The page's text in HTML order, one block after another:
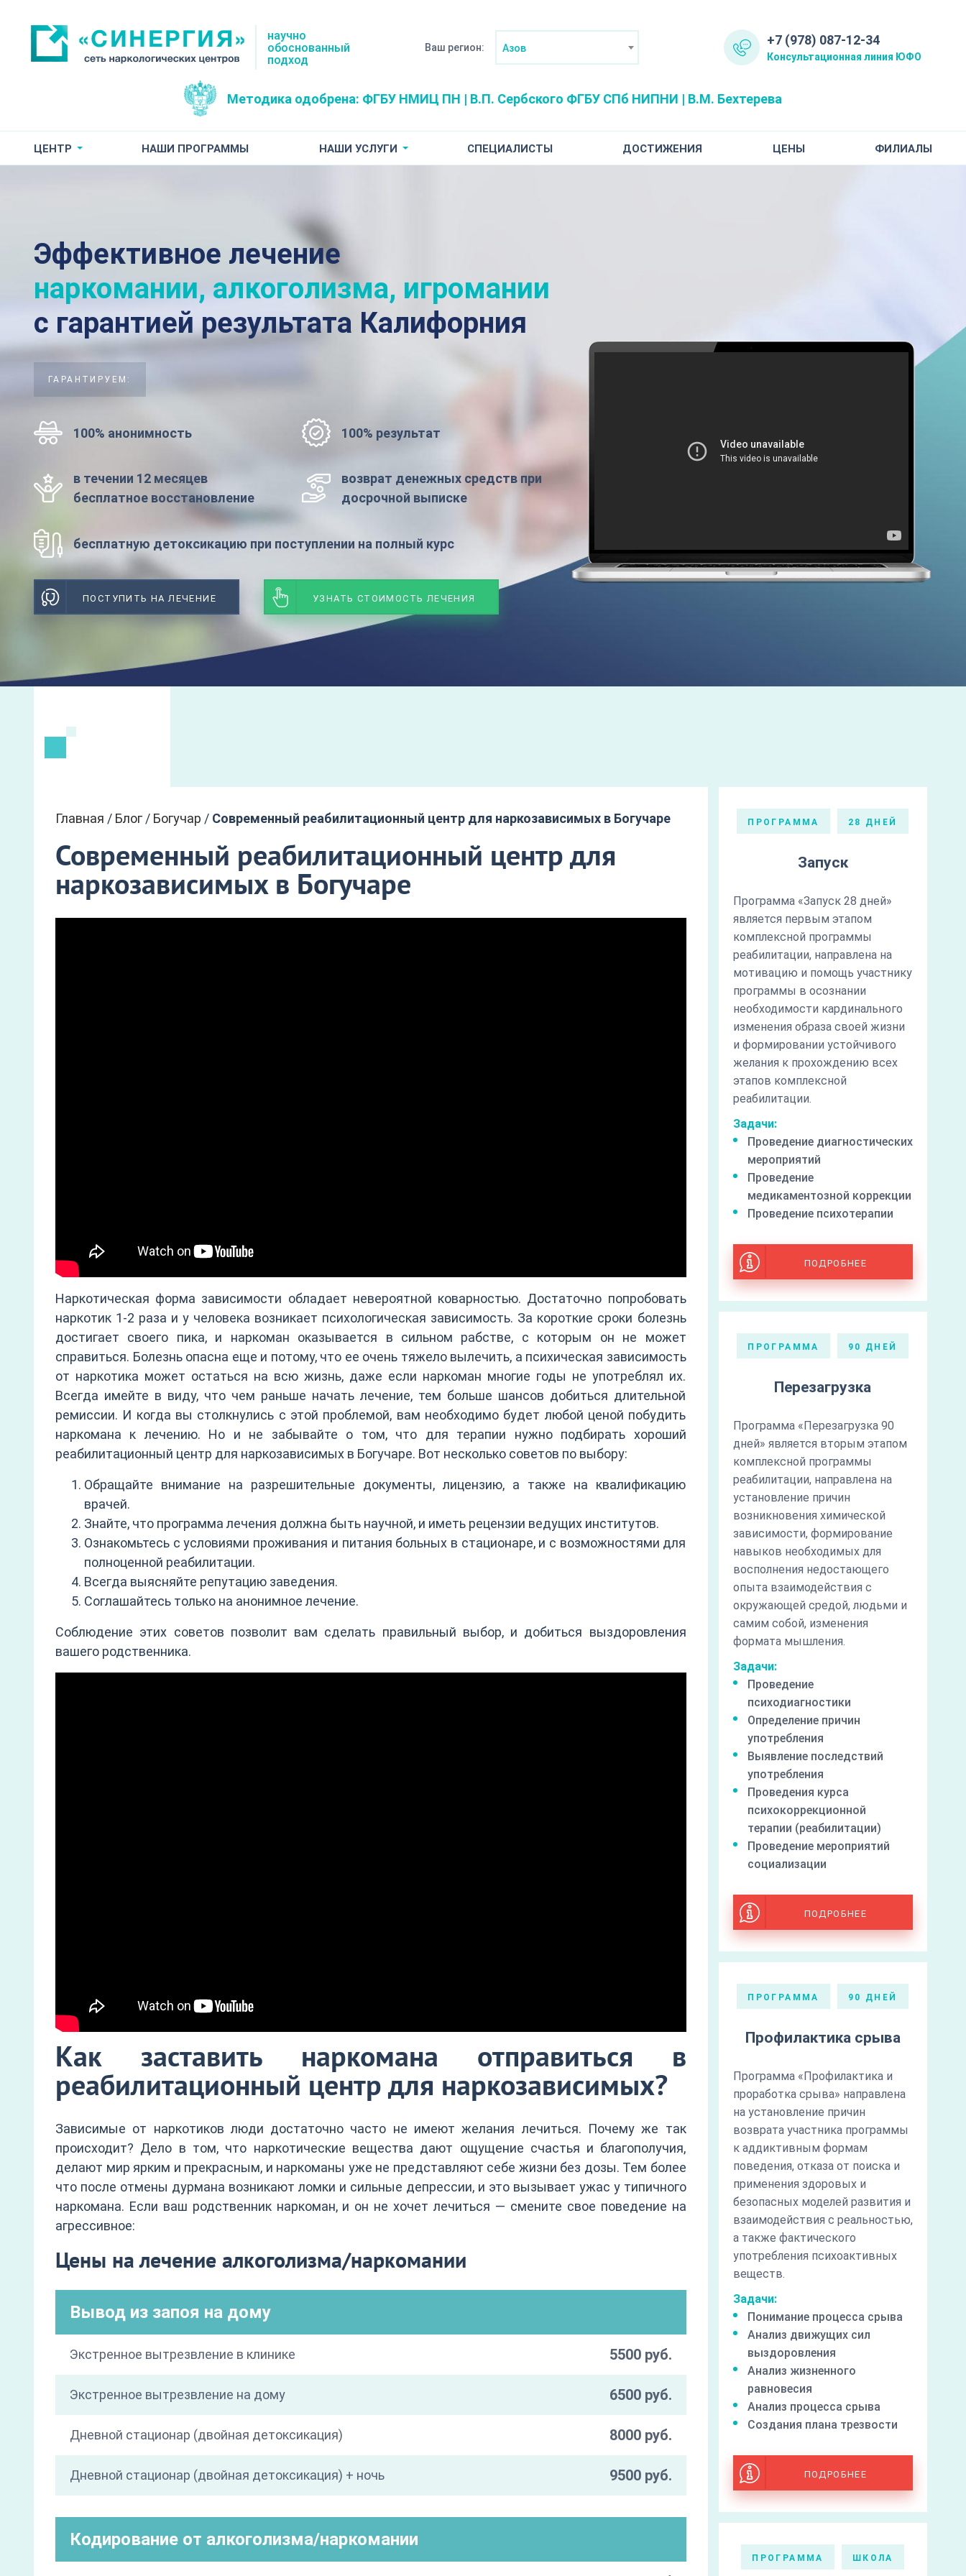
научно
обоснованный
подход
Ваш регион: Азов
+7 (978) 087-12-34
Консультационная линия ЮФО
Методика одобрена: ФГБУ НМИЦ ПН | В.П. Сербского ФГБУ СПб НИПНИ | В.М. Бехтерева
ЦЕНТР НАШИ ПРОГРАММЫ НАШИ УСЛУГИ СПЕЦИАЛИСТЫ ДОСТИЖЕНИЯ ЦЕНЫ ФИЛИАЛЫ
Эффективное лечение
наркомании, алкоголизма, игромании
с гарантией результата Калифорния
ГАРАНТИРУЕМ:
100% анонимность 100% результат
в течении 12 месяцев
бесплатное восстановление
возврат денежных средств при
досрочной выписке
бесплатную детоксикацию при поступлении на полный курс
ПОСТУПИТЬ НА ЛЕЧЕНИЕ УЗНАТЬ СТОИМОСТЬ ЛЕЧЕНИЯ
Главная / Блог / Богучар / Современный реабилитационный центр для наркозависимых в Богучаре
Современный реабилитационный центр для
наркозависимых в Богучаре
Наркотическая форма зависимости обладает невероятной коварностью. Достаточно попробовать
наркотик 1-2 раза и у человека возникает психологическая зависимость. За короткие сроки болезнь
достигает своего пика, и наркоман оказывается в сильном рабстве, с которым он не может
справиться. Болезнь опасна еще и потому, что ее очень тяжело вылечить, а психическая зависимость
от наркотика может остаться на всю жизнь, даже если наркоман многие годы не употреблял их.
Всегда имейте в виду, что чем раньше начать лечение, тем больше шансов добиться длительной
ремиссии. И когда вы столкнулись с этой проблемой, вам необходимо будет любой ценой побудить
наркомана к лечению. Но и не забывайте о том, что для терапии нужно подбирать хороший
реабилитационный центр для наркозависимых в Богучаре. Вот несколько советов по выбору:
Обращайте внимание на разрешительные документы, лицензию, а также на квалификацию
врачей.
Знайте, что программа лечения должна быть научной, и иметь рецензии ведущих институтов.
Ознакомьтесь с условиями проживания и питания больных в стационаре, и с возможностями для
полноценной реабилитации.
Всегда выясняйте репутацию заведения.
Соглашайтесь только на анонимное лечение.
Соблюдение этих советов позволит вам сделать правильный выбор, и добиться выздоровления
вашего родственника.
Как заставить наркомана отправиться в
реабилитационный центр для наркозависимых?
Зависимые от наркотиков люди достаточно часто не имеют желания лечиться. Почему же так
происходит? Дело в том, что наркотические вещества дают ощущение счастья и благополучия,
делают мир ярким и прекрасным, и наркоманы уже не представляют себе жизни без дозы. Тем более
что после отмены дурмана возникают ломки и сильные депрессии, и это вызывает ужас у типичного
наркомана. Если ваш родственник наркоман, и он не хочет лечиться — смените свое поведение на
агрессивное:
Цены на лечение алкоголизма/наркомании
Вывод из запоя на дому
Экстренное вытрезвление в клинике 5500 руб.
Экстренное вытрезвление на дому 6500 руб.
Дневной стационар (двойная детоксикация) 8000 руб.
Дневной стационар (двойная детоксикация) + ночь 9500 руб.
Кодирование от алкоголизма/наркомании
ПРОГРАММА 28 ДНЕЙ
Запуск
Программа «Запуск 28 дней»
является первым этапом
комплексной программы
реабилитации, направлена на
мотивацию и помощь участнику
программы в осознании
необходимости кардинального
изменения образа своей жизни
и формировании устойчивого
желания к прохождению всех
этапов комплексной
реабилитации.
Задачи:
Проведение диагностических
мероприятий
Проведение
медикаментозной коррекции
Проведение психотерапии
ПОДРОБНЕЕ
ПРОГРАММА 90 ДНЕЙ
Перезагрузка
Программа «Перезагрузка 90
дней» является вторым этапом
комплексной программы
реабилитации, направлена на
установление причин
возникновения химической
зависимости, формирование
навыков необходимых для
восполнения недостающего
опыта взаимодействия с
окружающей средой, людьми и
самим собой, изменения
формата мышления.
Задачи:
Проведение
психодиагностики
Определение причин
употребления
Выявление последствий
употребления
Проведения курса
психокоррекционной
терапии (реабилитации)
Проведение мероприятий
социализации
ПОДРОБНЕЕ
ПРОГРАММА 90 ДНЕЙ
Профилактика срыва
Программа «Профилактика и
проработка срыва» направлена
на установление причин
возврата участника программы
к аддиктивным формам
поведения, отказа от поиска и
применения здоровых и
безопасных моделей развития и
взаимодействия с реальностью,
а также фактического
употребления психоактивных
веществ.
Задачи:
Понимание процесса срыва
Анализ движущих сил
выздоровления
Анализ жизненного
равновесия
Анализ процесса срыва
Создания плана трезвости
ПОДРОБНЕЕ
ПРОГРАММА ШКОЛА